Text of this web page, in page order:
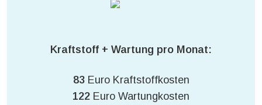
Kraftstoff + Wartung pro Monat:
83 Euro Kraftstoffkosten
122 Euro Wartungkosten